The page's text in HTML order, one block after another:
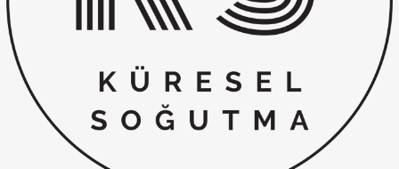
Fırın, Ocak ve Aspiratör
Klima
Kombi